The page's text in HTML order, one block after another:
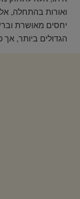
ואורות בהתחלה,
יחסים מאושרת
הגדולים ביותר,